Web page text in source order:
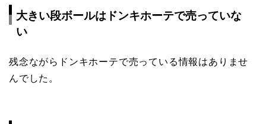
大きい段ボールはドンキホーテで売っていな
い
残念ながらドンキホーテで売っている情報はありませ
んでした。